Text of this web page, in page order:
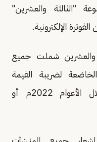
"الثالثة والعشرين"
الإلكترونية.
والعشرين شملت جميع
لضريبة القيمة
المضافة (750.000 ريال) خلال الأعوام 2022م أو